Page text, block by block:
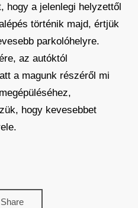
hogy a jelenlegi helyzettől
történik majd, értjük
parkolóhelyre.
az autóktól
a magunk részéről mi
hogy kevesebbet
Share